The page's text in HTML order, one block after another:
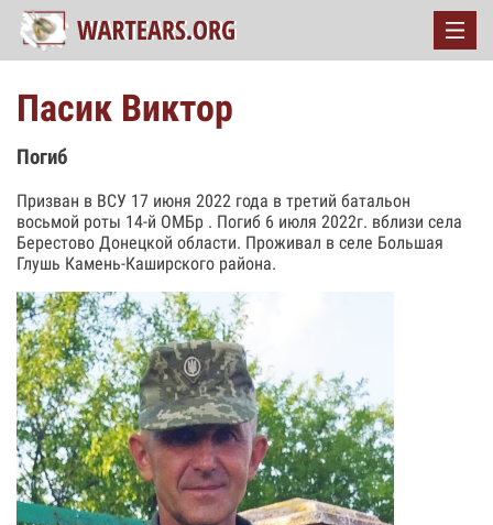
Пасик Виктор
Погиб
Призван в ВСУ 17 июня 2022 года в третий батальон
восьмой роты 14-й ОМБр . Погиб 6 июля 2022г. вблизи села
Берестово Донецкой области. Проживал в селе Большая
Глушь Камень-Каширского района.